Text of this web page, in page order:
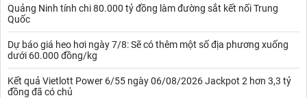
Quảng Ninh tính chi 80.000 tỷ đồng làm đường sắt kết nối Trung
Quốc
Dự báo giá heo hơi ngày 7/8: Sẽ có thêm một số địa phương xuống
dưới 60.000 đồng/kg
Kết quả Vietlott Power 6/55 ngày 06/08/2026 Jackpot 2 hơn 3,3 tỷ
đồng đã có chủ